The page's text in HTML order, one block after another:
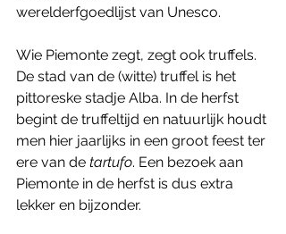
werelderfgoedlijst van Unesco.
Wie Piemonte zegt, zegt ook truffels.
De stad van de (witte) truffel is het
pittoreske stadje Alba. In de herfst
begint de truffeltijd en natuurlijk houdt
men hier jaarlijks in een groot feest ter
ere van de tartufo. Een bezoek aan
Piemonte in de herfst is dus extra
lekker en bijzonder.